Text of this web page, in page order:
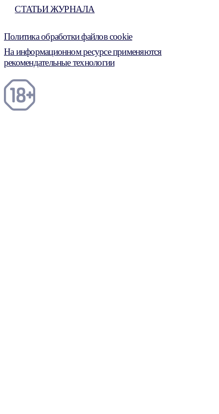
СТАТЬИ ЖУРНАЛА
Политика обработки файлов cookie
На информационном ресурсе применяются
рекомендательные технологии